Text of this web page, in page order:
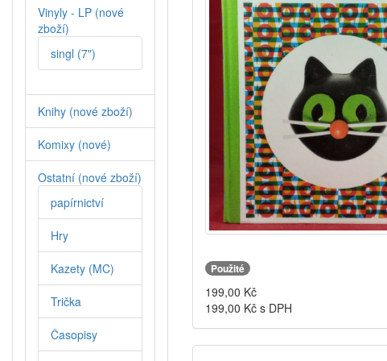
Použité
199,00 Kč
199,00 Kč s DPH
Vinyly - LP (nové
zboží)
singl (7")
Knihy (nové zboží)
Komixy (nové)
Ostatní (nové zboží)
papírnictví
Hry
Kazety (MC)
Trička
Časopisy